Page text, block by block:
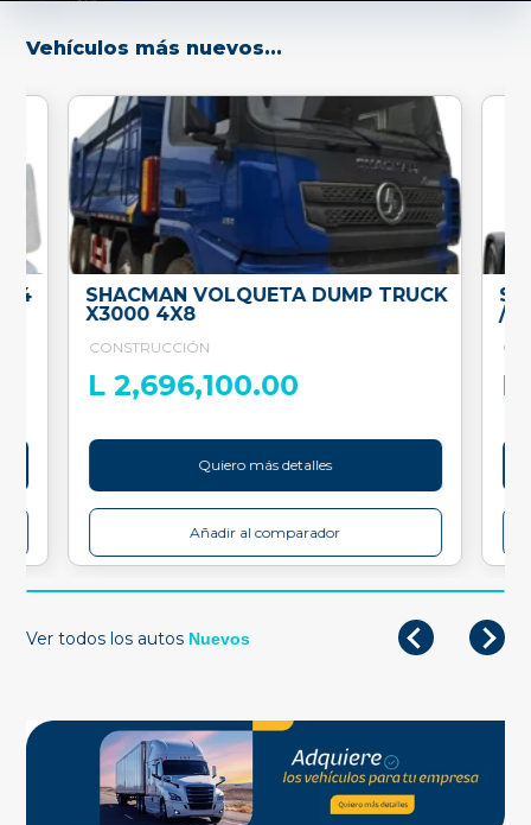
Vehículos más nuevos...
SHACMAN VOLQUETA DUMP TRUCK
X3000 4X8
CONSTRUCCIÓN
L 2,696,100.00
Quiero más detalles
Añadir al comparador
/
L
Ver todos los autos Nuevos